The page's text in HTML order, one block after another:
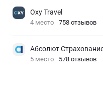
Oxy Travel
4 место 758 отзывов
Абсолют
5 место 578 отзывов